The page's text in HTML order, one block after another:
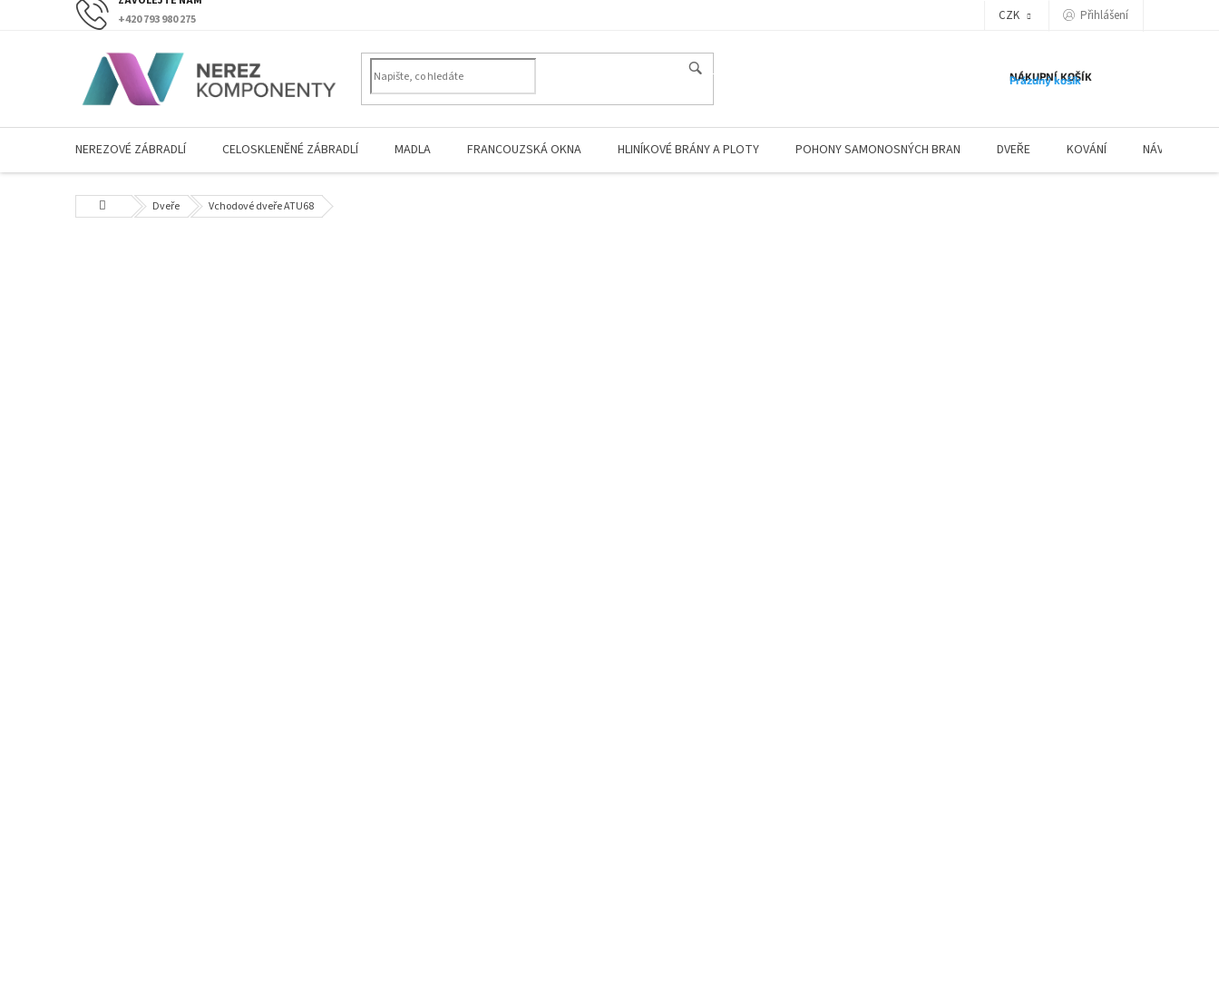
+420 793 980 275 CZK Přihlášení
NÁKUPNÍ KOŠÍK
Prázdný košík
NEREZOVÉ ZÁBRADLÍ CELOSKLENĚNÉ ZÁBRADLÍ MADLA FRANCOUZSKÁ OKNA HLINÍKOVÉ BRÁNY A PLOTY POHONY SAMONOSNÝCH BRAN DVEŘE KOVÁNÍ NÁVODY
Domů Dveře Vchodové dveře ATU68